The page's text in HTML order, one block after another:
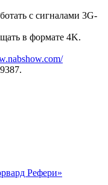
с сигналами 3G-
в формате 4K.
Рефери»